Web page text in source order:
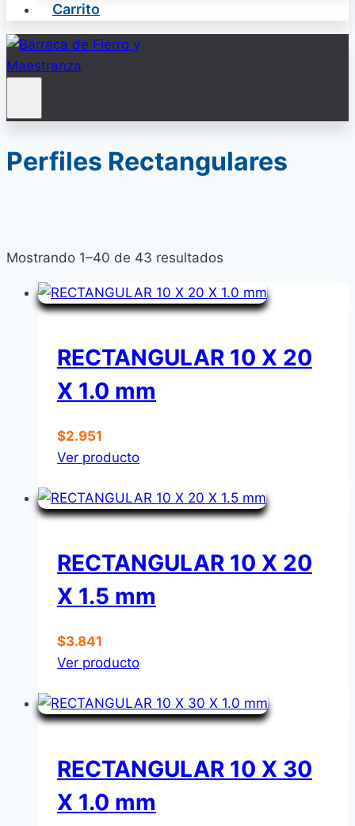
Carrito
Perfiles Rectangulares
Mostrando 1–40 de 43 resultados
RECTANGULAR 10 X 20
X 1.0 mm
$2.951
Ver producto
RECTANGULAR 10 X 20
X 1.5 mm
$3.841
Ver producto
RECTANGULAR 10 X 30
X 1.0 mm